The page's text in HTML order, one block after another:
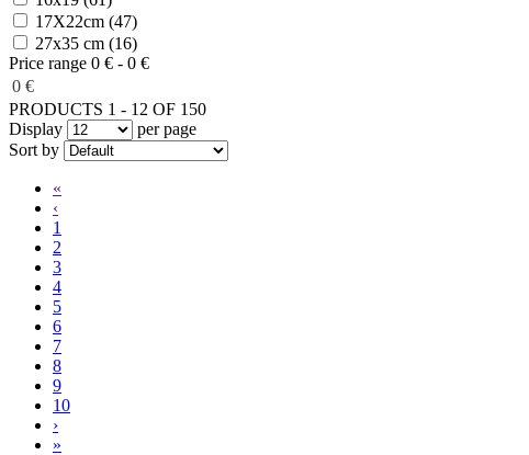
17X22cm (47)
27x35 cm (16)
Price range 0 € - 0 €
0 €
PRODUCTS 1 - 12 OF 150
Display
per page
Sort by
«
‹
1
2
3
4
5
6
7
8
9
10
›
»